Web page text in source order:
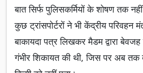
बात सिर्फ पुलिसकर्मियों के शोषण तक
कुछ ट्रांसपोर्टरों ने भी केंद्रीय परिवहन
बाकायदा पत्र लिखकर मैडम द्वारा
गंभीर शिकायत की थी, जिस पर अब तक